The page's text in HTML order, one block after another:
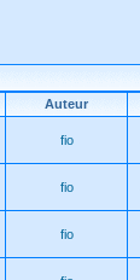
Auteur
fio
fio
fio